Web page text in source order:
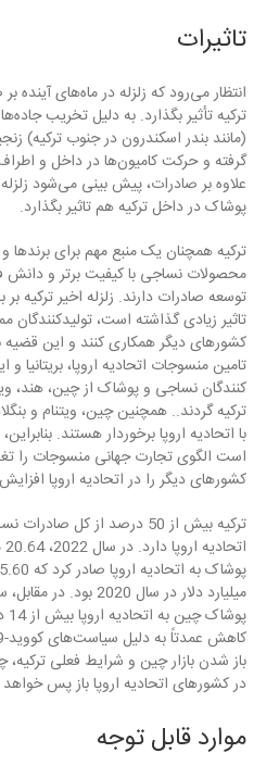
تاثیرات
انتظار می‌رود که زلزله در ماه‌های
ترکیه تأثیر بگذارد. به دلیل تخریب
(مانند بندر اسکندرون در جنوب ترکیه)
گرفته و حرکت کامیون‌ها در داخل و
علاوه بر صادرات، پیش بینی می‌شود
پوشاک در داخل ترکیه هم تاثیر بگذارد.
ترکیه همچنان یک منبع مهم برای
محصولات نساجی با کیفیت برتر و دانش
توسعه صادرات دارند. زلزله اخیر
تاثیر زیادی گذاشته است،
کشورهای دیگر همکاری کنند و این
تامین منسوجات اتحادیه اروپا، بریتانیا
کنندگان نساجی و پوشاک از چین، هند،
ترکیه گردند.. همچنین چین، ویتنام و
با اتحادیه اروپا برخوردار هستند.
است الگوی تجارت جهانی منسوجات را
کشورهای دیگر را در اتحادیه اروپا
ترکیه بیش از 50 درصد از کل
میلیارد دلار در سال
باز شدن بازار چین و شرایط فعلی ترکیه،
در کشورهای اتحادیه اروپا باز پس
موارد قابل توجه